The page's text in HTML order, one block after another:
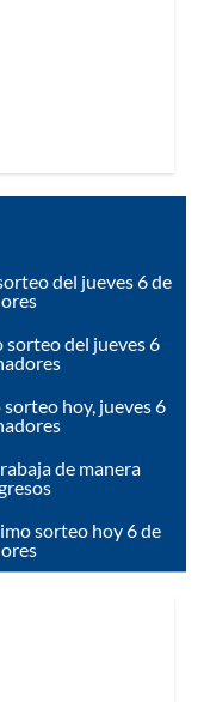
del jueves 6 de
del jueves 6
hoy, jueves 6
de manera
sorteo hoy 6 de